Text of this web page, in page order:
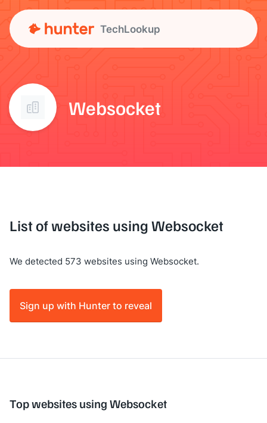
TechLookup
Websocket
List of websites using Websocket
We detected 573 websites using Websocket.
Sign up with Hunter to reveal
Top websites using Websocket